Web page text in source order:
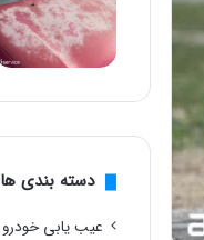
دسته بندی ها
عیب یابی خودرو